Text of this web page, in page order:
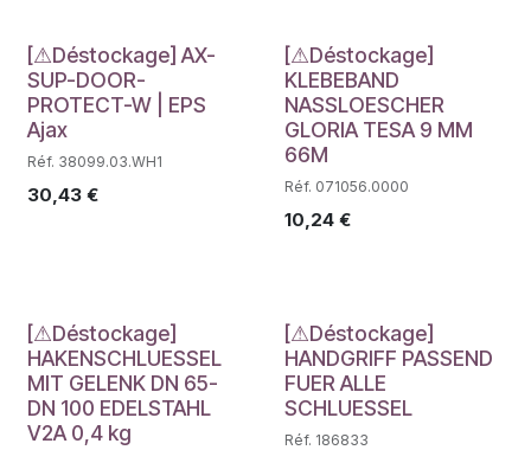
Déstockage
[⚠Déstockage] AX-
SUP-DOOR-
PROTECT-W | EPS
Ajax
Réf. 38099.03.WH1
30,43 €
Déstockage
[⚠Déstockage]
KLEBEBAND
NASSLOESCHER
GLORIA TESA 9 MM
66M
Réf. 071056.0000
10,24€
Déstockage
[⚠Déstockage]
HAKENSCHLUESSEL
MIT GELENK DN 65-
DN 100 EDELSTAHL
V2A 0,4 kg
Déstockage
[⚠Déstockage]
HANDGRIFF PASSEND
FUER ALLE
SCHLUESSEL
Réf. 186833